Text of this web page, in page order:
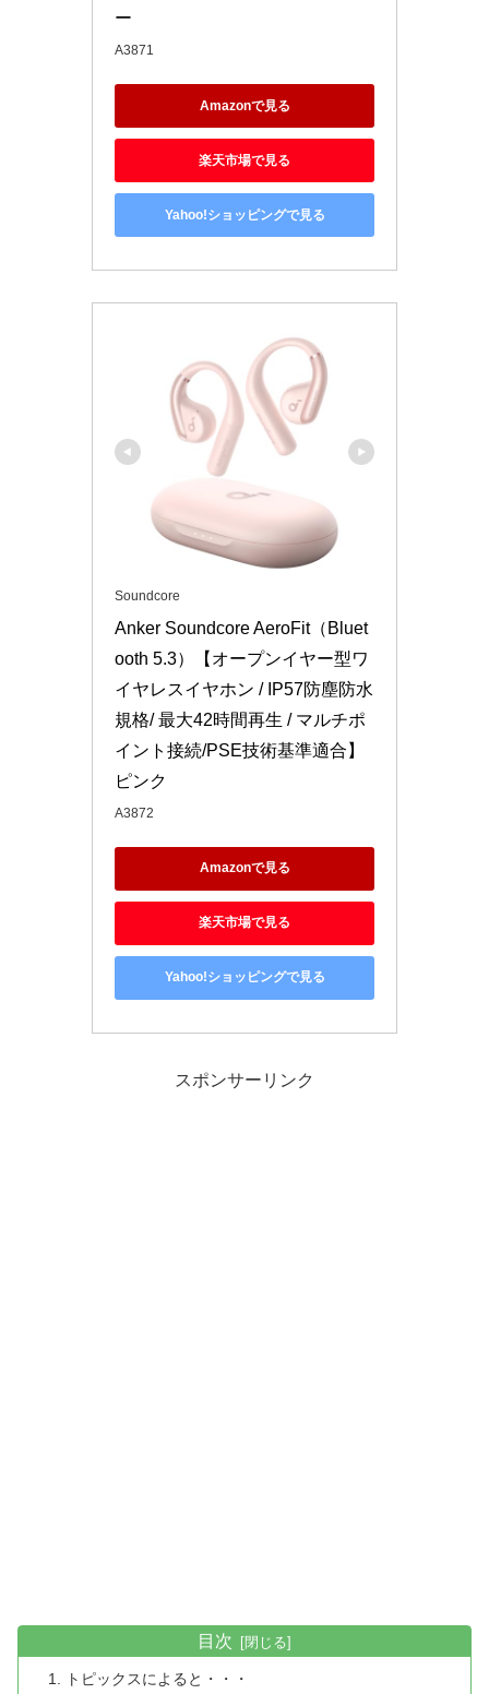
ー
A3871
Amazonで見る
楽天市場で見る
Yahoo!ショッピングで見る
Soundcore
Anker Soundcore AeroFit（Bluet
ooth 5.3）【オープンイヤー型ワ
イヤレスイヤホン / IP57防塵防水
規格/ 最大42時間再生 / マルチポ
イント接続/PSE技術基準適合】
ピンク
A3872
Amazonで見る
楽天市場で見る
Yahoo!ショッピングで見る
スポンサーリンク
目次
トピックスによると・・・